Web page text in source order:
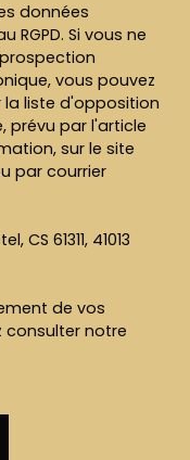
données
Si vous ne
vous pouvez
liste d'opposition
prévu par l'article
sur le site
par courrier
CS 61311, 41013
de vos
consulter notre